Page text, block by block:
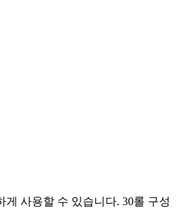
사용할 수 있습니다. 30롤 구성